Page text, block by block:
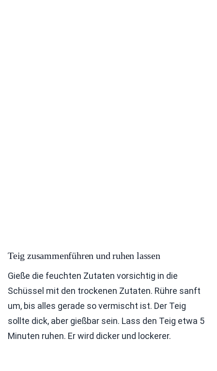
Teig zusammenführen und ruhen lassen
Gieße die feuchten Zutaten vorsichtig in die
Schüssel mit den trockenen Zutaten. Rühre sanft
um, bis alles gerade so vermischt ist. Der Teig
sollte dick, aber gießbar sein. Lass den Teig etwa 5
Minuten ruhen. Er wird dicker und lockerer.